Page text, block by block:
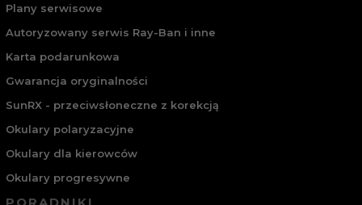
Plany serwisowe
Autoryzowany serwis Ray-Ban i inne
Karta podarunkowa
Gwarancja oryginalności
SunRX - przeciwsłoneczne z korekcją
Okulary polaryzacyjne
Okulary dla kierowców
Okulary progresywne
PORADNIKI